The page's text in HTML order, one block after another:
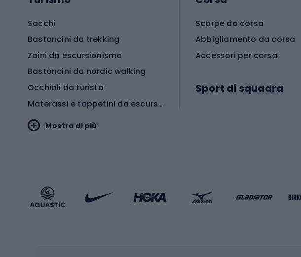
Sacchi
Bastoncini da trekking
Zaini da escursionismo
Bastoncini da nordic walking
Occhiali da turista
Materassi e tappetini da escursionismo
Accessori Sportstyle
Scarpe da corsa
Abbigliamento da corsa
Accessori per corsa
Sport di squadra
Abbigliamento da basket
Mostra di più